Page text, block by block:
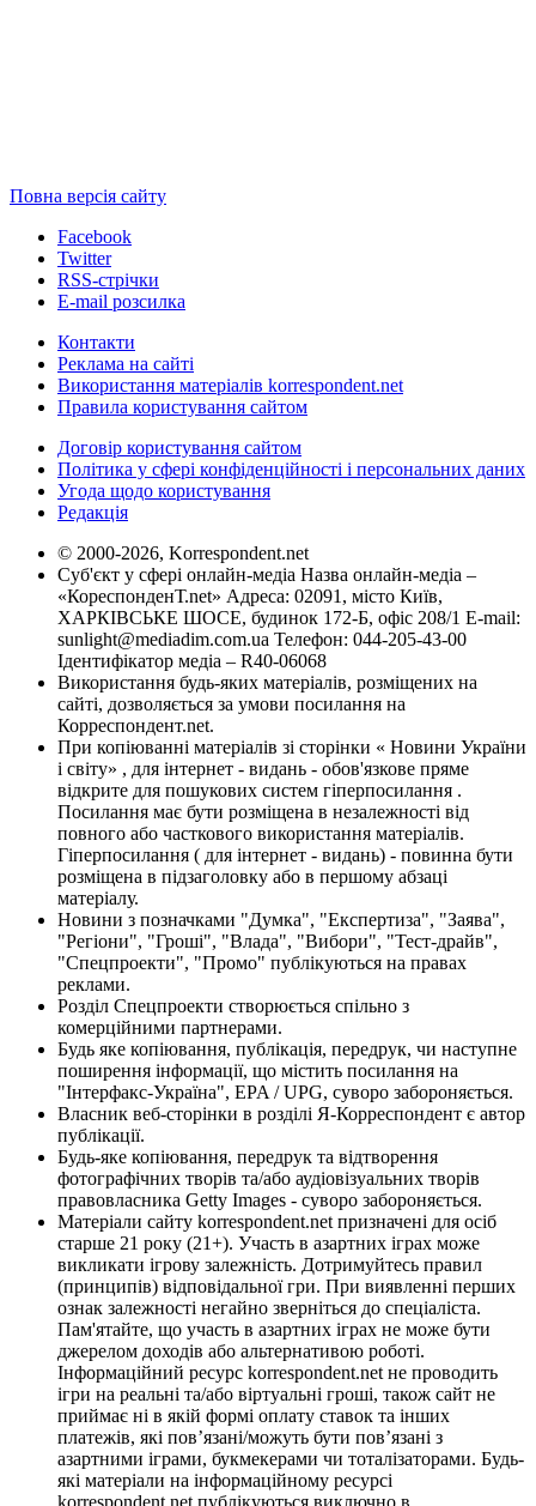
Повна версія сайту
Facebook
Twitter
RSS-стрічки
E-mail розсилка
Контакти
Реклама на сайті
Використання матеріалів korrespondent.net
Правила користування сайтом
Договір користування сайтом
Політика у сфері конфіденційності і персональних даних
Угода щодо користування
Редакція
© 2000-2026, Korrespondent.net
Суб'єкт у сфері онлайн-медіа Назва онлайн-медіа –
«КореспонденТ.net» Адреса: 02091, місто Київ,
ХАРКІВСЬКЕ ШОСЕ, будинок 172-Б, офіс 208/1 E-mail:
sunlight@mediadim.com.ua Телефон: 044-205-43-00
Ідентифікатор медіа – R40-06068
Використання будь-яких матеріалів, розміщених на
сайті, дозволяється за умови посилання на
Корреспондент.net.
При копіюванні матеріалів зі сторінки « Новини України
і світу» , для інтернет - видань - обов'язкове пряме
відкрите для пошукових систем гіперпосилання .
Посилання має бути розміщена в незалежності від
повного або часткового використання матеріалів.
Гіперпосилання ( для інтернет - видань) - повинна бути
розміщена в підзаголовку або в першому абзаці
матеріалу.
Новини з позначками "Думка", "Експертиза", "Заява",
"Регіони", "Гроші", "Влада", "Вибори", "Тест-драйв",
"Спецпроекти", "Промо" публікуються на правах
реклами.
Розділ Спецпроекти створюється спільно з
комерційними партнерами.
Будь яке копіювання, публікація, передрук, чи наступне
поширення інформації, що містить посилання на
"Інтерфакс-Україна", EPA / UPG, суворо забороняється.
Власник веб-сторінки в розділі Я-Корреспондент є автор
публікації.
Будь-яке копіювання, передрук та відтворення
фотографічних творів та/або аудіовізуальних творів
правовласника Getty Images - суворо забороняється.
Матеріали сайту korrespondent.net призначені для осіб
старше 21 року (21+). Участь в азартних іграх може
викликати ігрову залежність. Дотримуйтесь правил
(принципів) відповідальної гри. При виявленні перших
ознак залежності негайно зверніться до спеціаліста.
Пам'ятайте, що участь в азартних іграх не може бути
джерелом доходів або альтернативою роботі.
Інформаційний ресурс korrespondent.net не проводить
ігри на реальні та/або віртуальні гроші, також сайт не
приймає ні в якій формі оплату ставок та інших
платежів, які пов’язані/можуть бути пов’язані з
азартними іграми, букмекерами чи тоталізаторами. Будь-
які матеріали на інформаційному ресурсі
korrespondent.net публікуються виключно в